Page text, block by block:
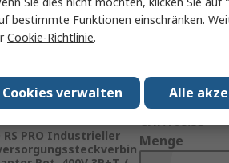
Lager
RS PRO Industrieller
Zwischensumme (1
CHF.108.53
Menge
bestimmte Funktionen einschränken.
Cookie-Richtlinie.
Alle
Cookies verwalten